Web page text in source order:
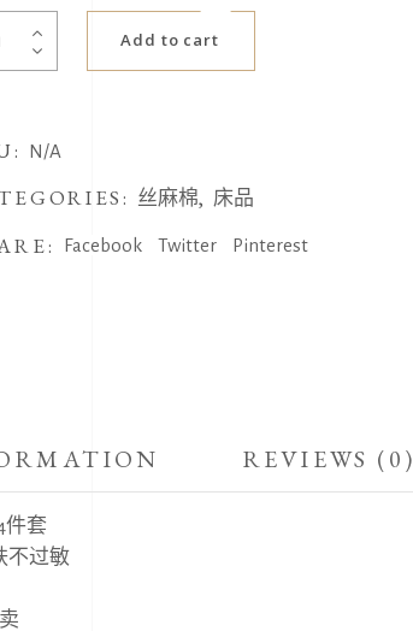
Add to cart
N/A
丝麻棉, 床品
Facebook Twitter Pinterest
REVIEWS (0)
件套
不过敏